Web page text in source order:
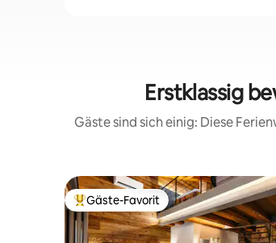
Erstklassig
Gäste sind sich einig: Diese
Beliebter Gäste-Favorit.
Gäste-Favorit